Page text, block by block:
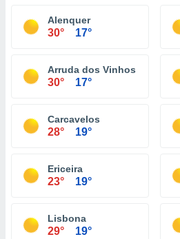
Alenquer
30° 17°
Arruda dos Vinhos
30° 17°
Carcavelos
28° 19°
Ericeira
23° 19°
Lisbona
29° 19°